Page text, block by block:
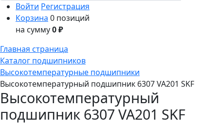
Войти Регистрация
Корзина 0 позиций
на сумму0 ₽
Главная страница
Каталог подшипников
Высокотемпературные подшипники
Высокотемпературный подшипник 6307 VA201 SKF
Высокотемпературный
подшипник 6307 VA201 SKF